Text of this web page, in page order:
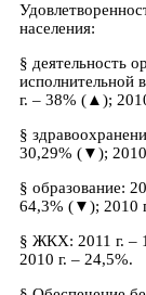
населения:
§ деятельность
исполнительной
г. – 38% (▲);
§
30,29% (▼); 2010
§ образование:
64,3% (▼); 2010
§ ЖКХ: 2011 г. –
2010 г. – 24,5%.